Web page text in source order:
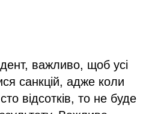
важливо, щоб усі
санкцій, адже коли
відсотків, то не буде